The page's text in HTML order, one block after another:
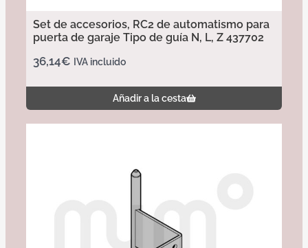
Set de accesorios, RC2 de automatismo para
puerta de garaje Tipo de guía N, L, Z 437702
36,14€ IVA incluido
Añadir a la cesta